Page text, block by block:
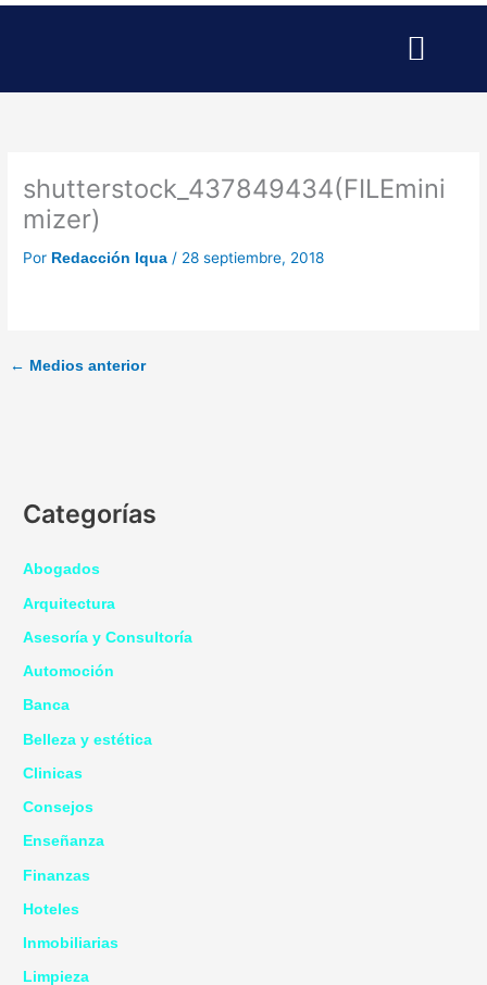
Ir
shutterstock_437849434(FILEmini
mizer)
Por Redacción Iqua/ 28 septiembre, 2018
← Medios anterior
Categorías
Abogados
Arquitectura
Asesoría y Consultoría
Automoción
Banca
Belleza y estética
Clinicas
Consejos
Enseñanza
Finanzas
Hoteles
Inmobiliarias
Limpieza